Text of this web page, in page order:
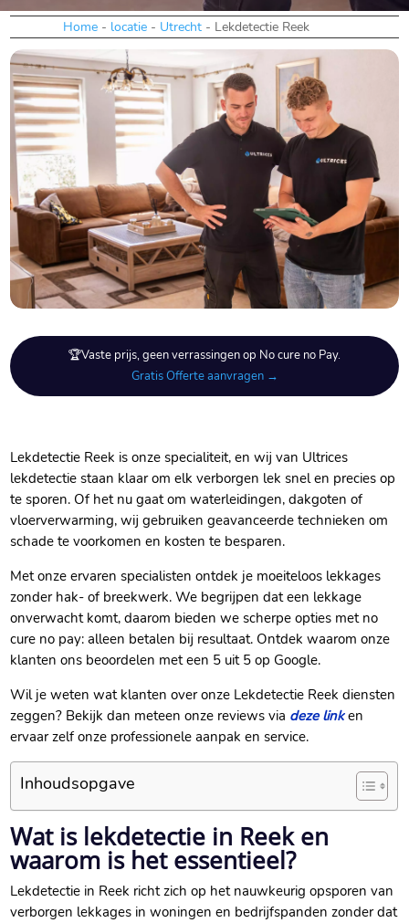
Home - locatie - Utrecht - Lekdetectie Reek
🏆Vaste prijs, geen verrassingen op No cure no Pay.
Gratis Offerte aanvragen →
Lekdetectie Reek is onze specialiteit, en wij van Ultrices
lekdetectie staan klaar om elk verborgen lek snel en precies op
te sporen. Of het nu gaat om waterleidingen, dakgoten of
vloerverwarming, wij gebruiken geavanceerde technieken om
schade te voorkomen en kosten te besparen.
Met onze ervaren specialisten ontdek je moeiteloos lekkages
zonder hak- of breekwerk. We begrijpen dat een lekkage
onverwacht komt, daarom bieden we scherpe opties met no
cure no pay: alleen betalen bij resultaat. Ontdek waarom onze
klanten ons beoordelen met een 5 uit 5 op Google.
Wil je weten wat klanten over onze Lekdetectie Reek diensten
zeggen? Bekijk dan meteen onze reviews via deze linken
ervaar zelf onze professionele aanpak en service.
Inhoudsopgave
Wat is lekdetectie in Reek en
waarom is het essentieel?
Lekdetectie in Reek richt zich op het nauwkeurig opsporen van
verborgen lekkages in woningen en bedrijfspanden zonder dat